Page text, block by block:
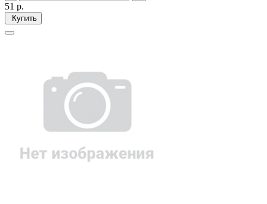
51 р.
Купить